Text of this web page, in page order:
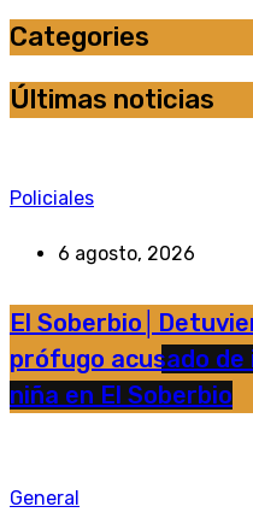
Categories
Últimas noticias
Policiales
6 agosto, 2026
El
prófugo acusado
niña en El Soberbio
General